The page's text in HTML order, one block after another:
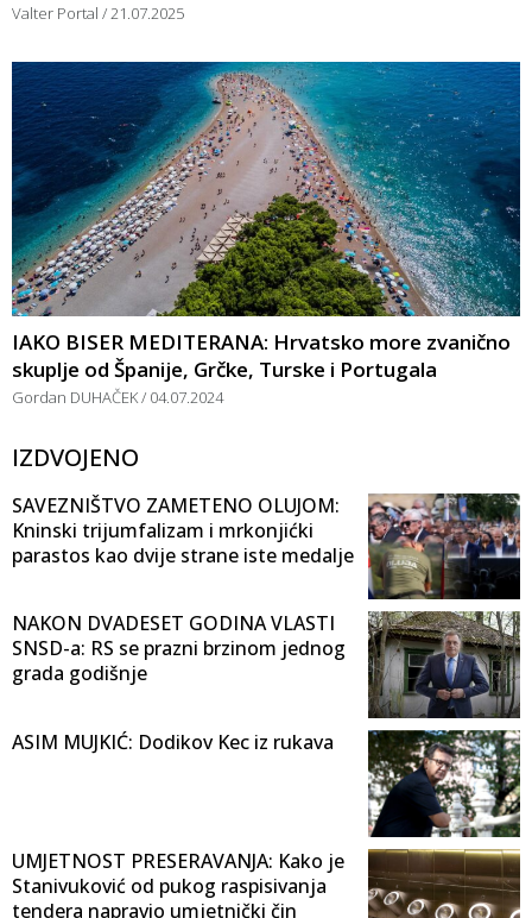
Valter Portal 21.07.2025
IAKO BISER MEDITERANA: Hrvatsko more zvanično
skuplje od Španije, Grčke, Turske i Portugala
Gordan DUHAČEK 04.07.2024
IZDVOJENO
SAVEZNIŠTVO ZAMETENO OLUJOM:
Kninski trijumfalizam i mrkonjićki
parastos kao dvije strane iste medalje
NAKON DVADESET GODINA VLASTI
SNSD-a: RS se prazni brzinom jednog
grada godišnje
ASIM MUJKIĆ: Dodikov Kec iz rukava
UMJETNOST PRESERAVANJA: Kako je
Stanivuković od pukog raspisivanja
tendera napravio umjetnički čin